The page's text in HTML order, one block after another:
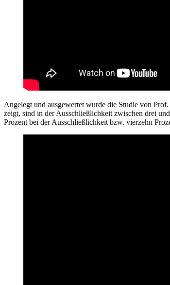
Angelegt und ausgewertet wurde die Studie von Prof.
zeigt, sind in der Ausschließlichkeit zwischen drei
Prozent bei der Ausschließlichkeit bzw. vierzehn